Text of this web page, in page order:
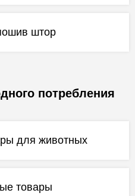
штор
потребления
для животных
товары